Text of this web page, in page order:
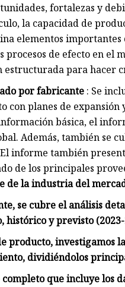
fortalezas y
la capacidad de
elementos
procesos de efecto en el
estructurada para hacer
por fabricante : Se
con planes de
básica, el
Además, también se
informe también
de los principales
de la industria del
se cubre el análisis
histórico y previsto
producto, investigamos
dividiéndolos
que incluye los